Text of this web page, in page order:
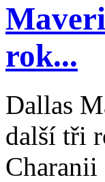
rok...
Dallas
další tři
Charanii